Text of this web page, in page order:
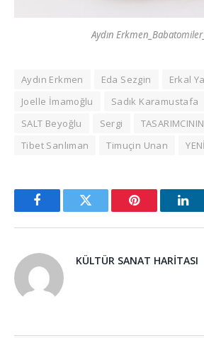
Aydın
Aydın Erkmen Eda Sezgin
Erkal
Joelle İmamoğlu
Sadık Karamustafa
SALT Beyoğlu
Sergi
Tibet Sanlıman
Timuçin Unan
FacebookTwitter Pinterest
KÜLTÜR SANAT HARITASI